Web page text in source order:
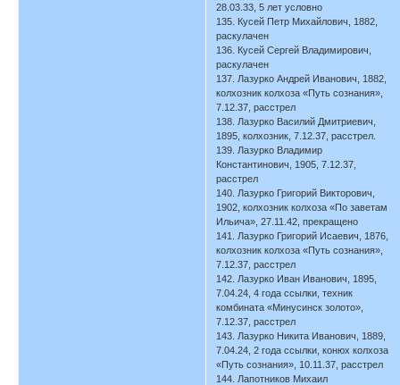
28.03.33, 5 лет условно
135. Кусей Петр Михайлович, 1882,
раскулачен
136. Кусей Сергей Владимирович,
раскулачен
137. Лазурко Андрей Иванович, 1882,
колхозник колхоза «Путь сознания»,
7.12.37, расстрел
138. Лазурко Василий Дмитриевич,
1895, колхозник, 7.12.37, расстрел.
139. Лазурко Владимир
Константинович, 1905, 7.12.37,
расстрел
140. Лазурко Григорий Викторович,
1902, колхозник колхоза «По заветам
Ильича», 27.11.42, прекращено
141. Лазурко Григорий Исаевич, 1876,
колхозник колхоза «Путь сознания»,
7.12.37, расстрел
142. Лазурко Иван Иванович, 1895,
7.04.24, 4 года ссылки, техник
комбината «Минусинск золото»,
7.12.37, расстрел
143. Лазурко Никита Иванович, 1889,
7.04.24, 2 года ссылки, конюх колхоза
«Путь сознания», 10.11.37, расстрел
144. Лапотников Михаил